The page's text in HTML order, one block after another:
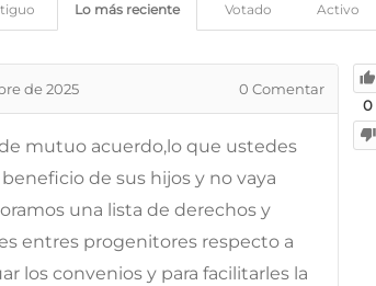
Activo
Votado
Lo más reciente
0
de 2025 0 Comentar
mutuo acuerdo,lo que ustedes
de sus hijos y no vaya
una lista de derechos y
entres progenitores respecto a
los convenios y para facilitarles la